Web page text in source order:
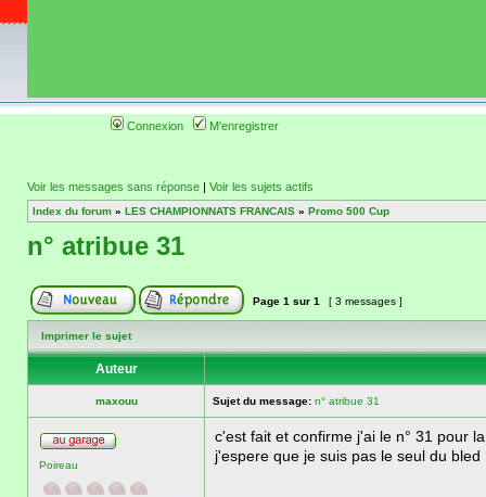
Connexion M'enregistrer
Voir les messages sans réponse | Voir les sujets actifs
Index du forum » LES CHAMPIONNATS FRANCAIS » Promo 500 Cup
n° atribue 31
Page 1 sur 1 [ 3 messages ]
Imprimer le sujet
Auteur
maxouu Sujet du message: n° atribue 31
Poireau
c'est fait et confirme j'ai le n° 31 pour
j'espere que je suis pas le seul du bled